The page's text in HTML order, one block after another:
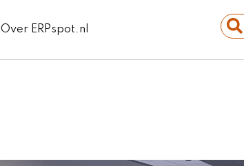
Over ERPspot.nl
...